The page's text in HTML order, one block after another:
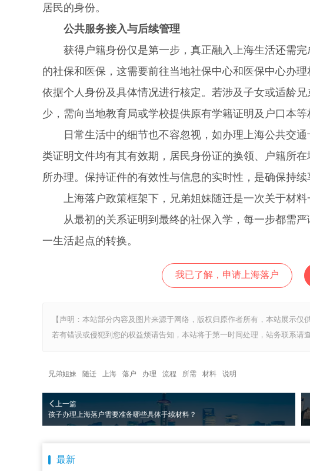
居民的身份。
公共服务接入与后续管理
获得户籍身份仅是第一步，真正融入上海生活还需完
的社保和医保，这需要前往当地社保中心和医保中心办
依据个人身份及具体情况进行核定。若涉及子女或适龄
少，需向当地教育局或学校提供原有学籍证明及户口本等
日常生活中的细节也不容忽视，如办理上海公共交通
类证明文件均有其有效期，居民身份证的换领、户籍所
所办理。保持证件的有效性与信息的实时性，是确保持续
上海落户政策框架下，兄弟姐妹随迁是一次关于材料
从最初的关系证明到最终的社保入学，每一步都需严
一生活起点的转换。
我已了解，申请上海落户
【声明：本站部分内容及图片来源于网络，版权归原作者所有，本站展示
若有错误或侵犯到您的权益烦请告知，本站将于第一时间处理，站务联系请查
兄弟姐妹 随迁 上海 落户 办理 流程 所需 材料 说明
上一篇
孩子办理上海落户需要准备哪些具体手续材料？
最新